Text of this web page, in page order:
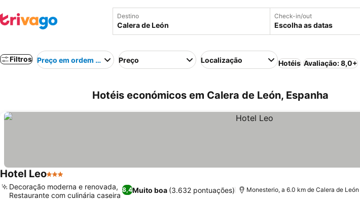
Destino Check-in/out
Escolha as datas
Filtros Preço em ordem crescentePreço Localização Hotéis Avaliação: 8,0+
Hotéis económicos em Calera de León, Espanha
Hotel Leo3 Estrelas
8,4Muito boa (3.632 pontuações)
Decoração moderna e renovada,
Restaurante com culinária caseira
Monesterio, a 6.0 km de Calera de León